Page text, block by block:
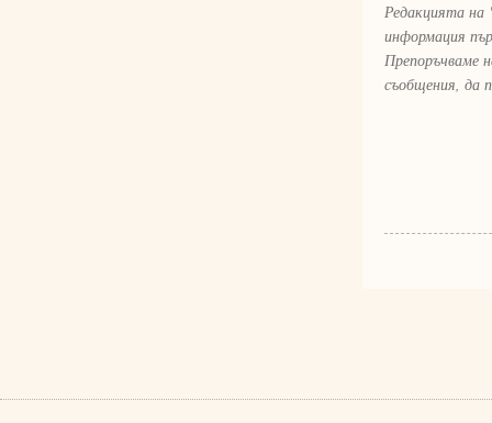
Редакцията на
информация
Препоръчваме
съобщения, да